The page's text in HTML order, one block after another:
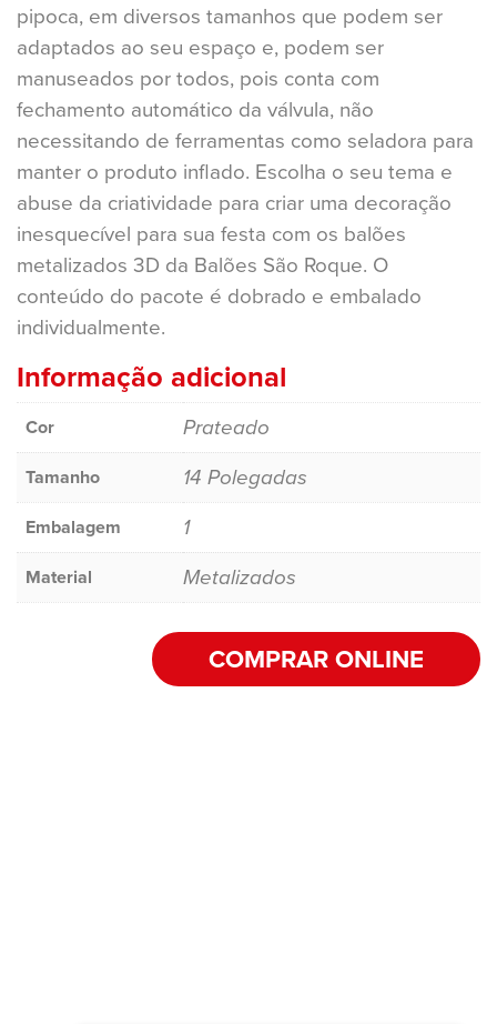
pipoca, em diversos tamanhos que podem ser
adaptados ao seu espaço e, podem ser
manuseados por todos, pois conta com
fechamento automático da válvula, não
necessitando de ferramentas como seladora para
manter o produto inflado. Escolha o seu tema e
abuse da criatividade para criar uma decoração
inesquecível para sua festa com os balões
metalizados 3D da Balões São Roque. O
conteúdo do pacote é dobrado e embalado
individualmente.
Informação adicional
Cor Prateado
Tamanho 14 Polegadas
Embalagem 1
Material Metalizados
COMPRAR ONLINE